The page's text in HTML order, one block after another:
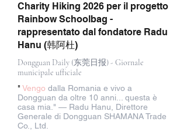
Charity Hiking 2026 per il progetto
Rainbow Schoolbag -
rappresentato dal fondatore Radu
Hanu (韩阿杜)
Dongguan Daily (东莞日报) - Giornale
municipale ufficiale
" Vengo dalla Romania e vivo a
Dongguan da oltre 10 anni... questa è
casa mia." — Radu Hanu, Direttore
Generale di Dongguan SHAMANA Trade
Co., Ltd.